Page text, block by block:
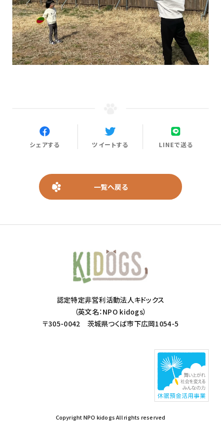
シェアする ツイートする LINEで送る
一覧へ戻る
認定特定非営利活動法人キドックス
（英文名：NPO kidogs）
〒305-0042 茨城県つくば市下広岡1054-5
Copyright NPO kidogs All rights reserved